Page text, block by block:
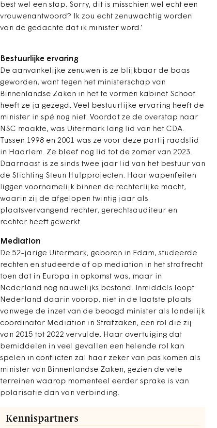
best wel een stap. Sorry, dit is misschien wel echt een
vrouwenantwoord? Ik zou echt zenuwachtig worden
van de gedachte dat ik minister word.’
Bestuurlijke ervaring
De aanvankelijke zenuwen is ze blijkbaar de baas
geworden, want tegen het ministerschap van
Binnenlandse Zaken in het te vormen kabinet Schoof
heeft ze ja gezegd. Veel bestuurlijke ervaring heeft de
minister in spé nog niet. Voordat ze de overstap naar
NSC maakte, was Uitermark lang lid van het CDA.
Tussen 1998 en 2001 was ze voor deze partij raadslid
in Haarlem. Ze bleef nog lid tot de zomer van 2023.
Daarnaast is ze sinds twee jaar lid van het bestuur van
de Stichting Steun Hulpprojecten. Haar wapenfeiten
liggen voornamelijk binnen de rechterlijke macht,
waarin zij de afgelopen twintig jaar als
plaatsvervangend rechter, gerechtsauditeur en
rechter heeft gewerkt.
Mediation
De 52-jarige Uitermark, geboren in Edam, studeerde
rechten en studeerde af op mediation in het strafrecht
toen dat in Europa in opkomst was, maar in
Nederland nog nauwelijks bestond. Inmiddels loopt
Nederland daarin voorop, niet in de laatste plaats
vanwege de inzet van de beoogd minister als landelijk
coördinator Mediation in Strafzaken, een rol die zij
van 2015 tot 2022 vervulde. Haar overtuiging dat
bemiddelen in veel gevallen een helende rol kan
spelen in conflicten zal haar zeker van pas komen als
minister van Binnenlandse Zaken, gezien de vele
terreinen waarop momenteel eerder sprake is van
polarisatie dan van verbinding.
Kennispartners